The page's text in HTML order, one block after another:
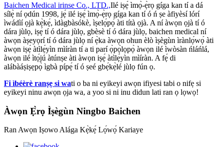
Baichen Medical irinse Co., LTD.,Ilé iṣẹ́ ìmọ̀-ẹ̀rọ gíga kan tí a dá
sílẹ̀ ní ọdún 1998, jẹ́ ilé iṣẹ́ ìmọ̀-ẹ̀rọ gíga kan tí ó ń ṣe àfiyèsí lórí
ìwádìí ọjà kẹ̀kẹ́, ìdàgbàsókè, ìṣelọ́pọ́ àti títà ọjà. A ní àwọn ọjà tí ó
dára jùlọ, iṣẹ́ tí ó dára jùlọ, gbèsè tí ó dára jùlọ, baichen medical ní
àwọn àṣeyọrí tí ó dára jùlọ ní ẹ̀ka àwọn ohun èlò ìṣègùn ìrànlọ́wọ́ àti
àwọn iṣẹ́ àtìlẹ́yìn mìíràn tí a ti parí ọ̀pọ̀lọpọ̀ àwọn ilé ìwòsàn ńláńlá,
àwọn ilé ìtọ́jú àtúnṣe àti àwọn iṣẹ́ àtìlẹ́yìn mìíràn. A fẹ́ di
alábàáṣiṣẹpọ̀ ìgbà pípẹ́ tí ó ṣeé gbẹ́kẹ̀lé jùlọ fún ọ.
Fi ìbéèrè ranṣẹ si wati o ba ni eyikeyi awọn ifiyesi tabi o nifẹ si
eyikeyi ninu awọn ọja wa, a yoo si ni inu didun lati ran ọ lọwọ!
Àwọn Ẹ̀rọ Ìṣègùn Ningbo Baichen
Ran Awọn Iṣowo Alága Kẹ̀kẹ́ Lọ́wọ́ Kariaye